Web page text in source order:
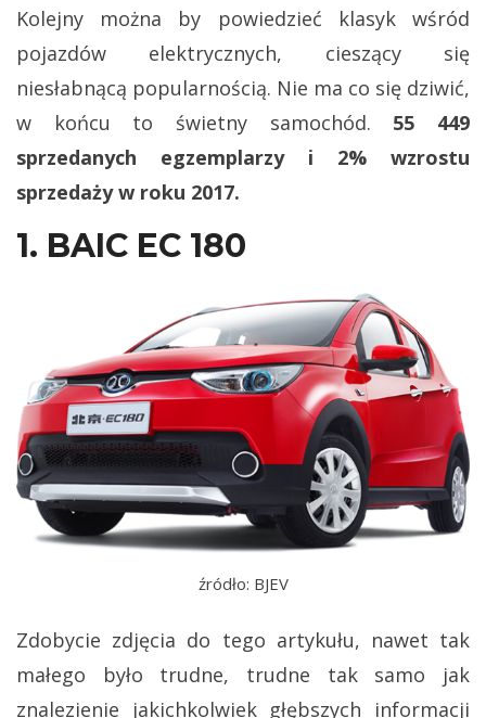
Kolejny można by powiedzieć klasyk wśród
pojazdów elektrycznych, cieszący się
niesłabnącą popularnością. Nie ma co się dziwić,
w końcu to świetny samochód. 55 449
sprzedanych egzemplarzy i 2% wzrostu
sprzedaży w roku 2017.
1. BAIC EC 180
źródło: BJEV
Zdobycie zdjęcia do tego artykułu, nawet tak
małego było trudne, trudne tak samo jak
znalezienie jakichkolwiek głębszych informacji